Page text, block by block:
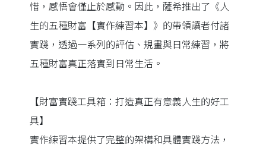
惜，感悟會僅止於感動。因此，薩希推出了《人
生的五種財富【實作練習本】》的帶領讀者付諸
實踐，透過一系列的評估、規畫與日常練習，將
五種財富真正落實到日常生活。
【財富實踐工具箱：打造真正有意義人生的好工
具】
實作練習本提供了完整的架構和具體實踐方法，